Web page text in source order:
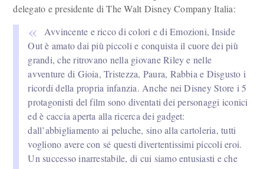
delegato e presidente di The Walt Disney Company Italia:
Avvincente e ricco di colori e di Emozioni, Inside
Out è amato dai più piccoli e conquista il cuore dei più
grandi, che ritrovano nella giovane Riley e nelle
avventure di Gioia, Tristezza, Paura, Rabbia e Disgusto i
ricordi della propria infanzia. Anche nei Disney Store i 5
protagonisti del film sono diventati dei personaggi iconici
ed è caccia aperta alla ricerca dei gadget:
dall’abbigliamento ai peluche, sino alla cartoleria, tutti
vogliono avere con sé questi divertentissimi piccoli eroi.
Un successo inarrestabile, di cui siamo entusiasti e che